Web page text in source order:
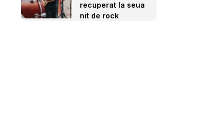
recuperat la seua
nit de rock